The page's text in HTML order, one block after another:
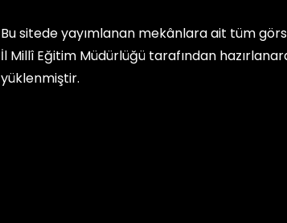
Bu sitede yayımlanan mekânlara ait tüm
İl Millî Eğitim Müdürlüğütarafından
yüklenmiştir.